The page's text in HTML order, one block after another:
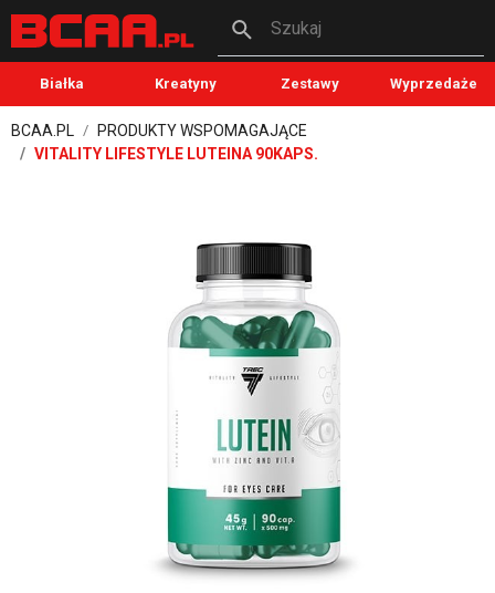
Szukaj
Białka Kreatyny Zestawy Wyprzedaże
BCAA.PL
PRODUKTY WSPOMAGAJĄCE
VITALITY LIFESTYLE LUTEINA 90KAPS.